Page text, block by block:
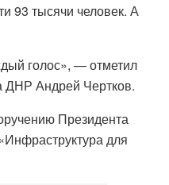
93 тысячи человек. А
голос», — отметил
ДНР Андрей Чертков.
Президента
для